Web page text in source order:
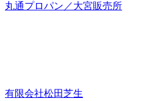
丸通プロパン／大宮販売所
有限会社松田芝生